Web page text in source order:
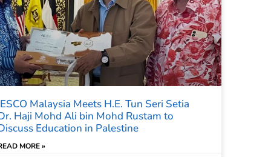
Malaysia Meets H.E. Tun Seri Setia
Haji Mohd Ali bin Mohd Rustam to
Education in Palestine
MORE »